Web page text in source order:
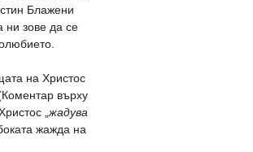
Блажени
ни зове да се
на Христос
върху
„ жадува
жажда на